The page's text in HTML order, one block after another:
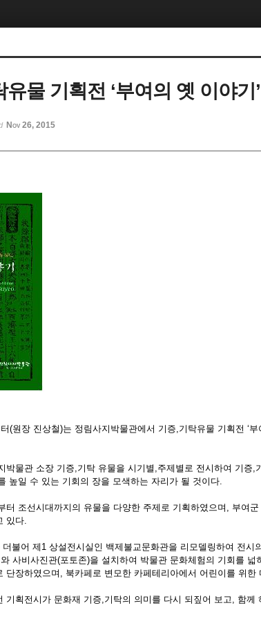
물 기획전 ‘부여의 옛 이야기
Nov 26, 2015
(원장 진상철)는 정림사지박물관에서 기증,기탁유물 기획전 ‘
박물관 소장 기증,기탁 유물을 시기별,주제별로 전시하여 기증,
높일 수 있는 기회의 장을 모색하는 자리가 될 것이다.
터 조선시대까지의 유물을 다양한 주제로 기획하였으며, 부여
있다.
불어 제1 상설전시실인 백제불교문화관을 리모델링하여 전시
사비사진관(포토존)을 설치하여 박물관 문화체험의 기회를
단장하였으며, 북카페로 변모한 카페테리아에서 어린이를 위
기획전시가 문화재 기증,기탁의 의미를 다시 되짚어 보고, 함께